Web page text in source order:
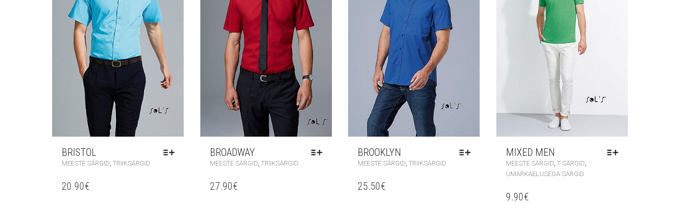
BRISTOL
MEESTE SÄRGID, TRIIKSÄRGID
20.90€
BROADWAY
MEESTE SÄRGID, TRIIKSÄRGID
27.90€
BROOKLYN
MEESTE SÄRGID, TRIIKSÄRGID
25.50€
MIXED MEN
MEESTE SÄRGID, T-SÄRGID,
ÜMARKAELUSEGA SÄRGID
9.90€